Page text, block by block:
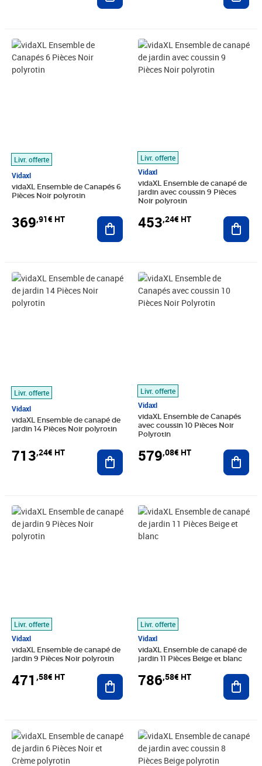
Livr. offerte
Vidaxl
vidaXL Ensemble de Canapés 6
Pièces Noir polyrotin
369,91€ HT
Prix 369,91€ HT
Ajouter au panier
Livr. offerte
Vidaxl
vidaXL Ensemble de canapé de
jardin avec coussin 9 Pièces
Noir polyrotin
453,24€ HT
Prix 453,24€ HT
Livr. offerte
Vidaxl
vidaXL Ensemble de canapé de
jardin 14 Pièces Noir polyrotin
713,24€ HT
Prix 713,24€ HT
Ajouter au panier
Livr. offerte
Vidaxl
vidaXL Ensemble de Canapés
avec coussin 10 Pièces Noir
Polyrotin
579,08€ HT
Prix 579,08€ HT
Livr. offerte
Vidaxl
vidaXL Ensemble de canapé de
jardin 9 Pièces Noir polyrotin
471 ,58€ HT
Prix 471,58€ HT
Ajouter au panier
Livr. offerte
Vidaxl
vidaXL Ensemble de canapé de
jardin 11 Pièces Beige et blanc
786,58€ HT
Prix 786,58€ HT
Prix 328,24€ HT Prix 495,74€ HT